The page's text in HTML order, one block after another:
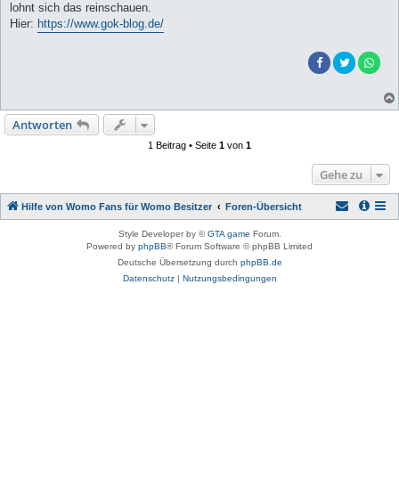
r
a
g
lohnt sich das reinschauen.
Hier: https://www.gok-blog.de/
Antworten
1 Beitrag • Seite 1 von 1
Gehe zu
Hilfe von Womo Fans für Womo Besitzer Foren-Übersicht
Style Developer by ©GTA game Forum.
Powered by phpBB® Forum Software © phpBB Limited
Deutsche Übersetzung durch phpBB.de
Datenschutz| Nutzungsbedingungen